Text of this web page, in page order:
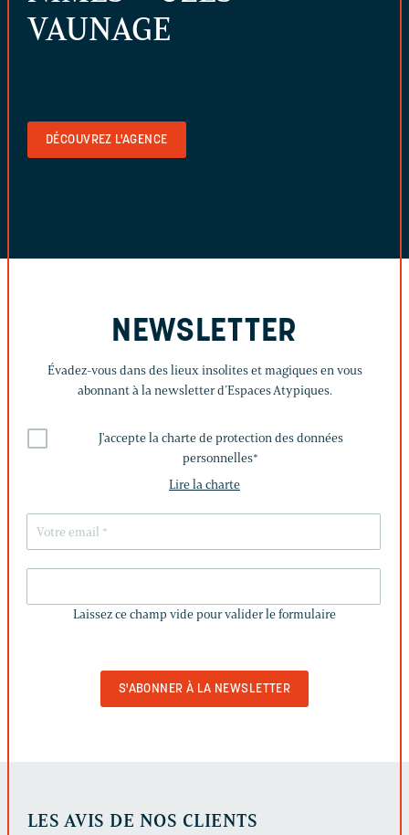
VAUNAGE
DÉCOUVREZ L'AGENCE
NEWSLETTER
Évadez-vous dans des lieux insolites et magiques en vous
abonnant à la newsletter d’Espaces Atypiques.
J'accepte la charte de protection des données
personnelles*
Lire la charte
CHAMP
Laissez ce champ vide pour valider le formulaire
LES AVIS DE NOS CLIENTS